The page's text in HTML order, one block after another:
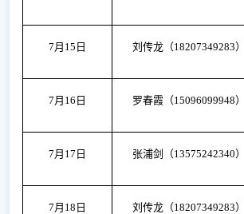
7月15日 刘传龙（18207349283）
7月16日 罗春霞（15096099948）
7月17日 张浦剑（13575242340）
7月18日 刘传龙（18207349283）